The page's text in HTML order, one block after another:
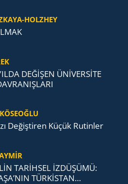
HOLZHEY
DEĞİŞEN ÜNİVERSİTE
De­ğiş­ti­ren Küçük Ru­tin­ler
TARİHSEL İZDÜŞÜMÜ:
TÜRKİSTAN